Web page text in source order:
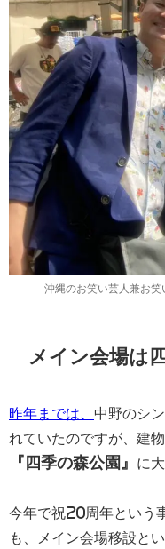
沖縄のお笑い芸人兼お
メイン会場は
昨年までは、 中野のシ
れていたのですが、建
『四季の森公園』 に
今年で祝20周年という
も、メイン会場移設と